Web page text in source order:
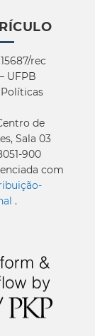
rec
UFPB
de
Sala 03
900
com
.